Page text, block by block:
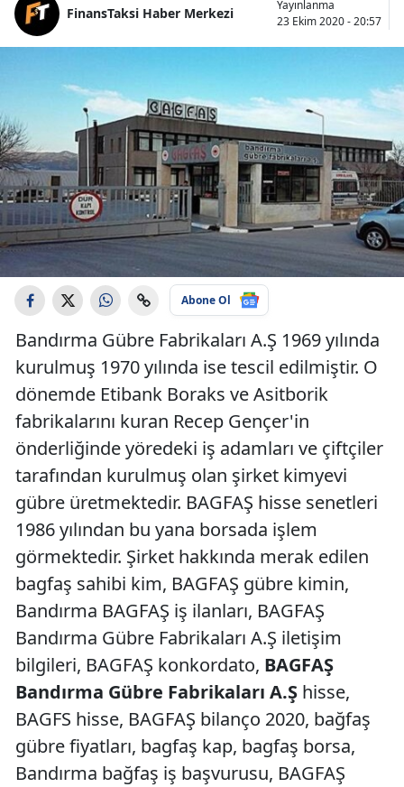
FinansTaksi Haber Merkezi
Yayınlanma
23 Ekim 2020 - 20:57
Abone Ol
Bandırma Gübre Fabrikaları A.Ş 1969 yılında
kurulmuş 1970 yılında ise tescil edilmiştir. O
dönemde Etibank Boraks ve Asitborik
fabrikalarını kuran Recep Gençer'in
önderliğinde yöredeki iş adamları ve çiftçiler
tarafından kurulmuş olan şirket kimyevi
gübre üretmektedir. BAGFAŞ hisse senetleri
1986 yılından bu yana borsada işlem
görmektedir. Şirket hakkında merak edilen
bagfaş sahibi kim, BAGFAŞ gübre kimin,
Bandırma BAGFAŞ iş ilanları, BAGFAŞ
Bandırma Gübre Fabrikaları A.Ş iletişim
bilgileri, BAGFAŞ konkordato, BAGFAŞ
Bandırma Gübre Fabrikaları A.Ş hisse,
BAGFS hisse, BAGFAŞ bilanço 2020, bağfaş
gübre fiyatları, bagfaş kap, bagfaş borsa,
Bandırma bağfaş iş başvurusu, BAGFAŞ